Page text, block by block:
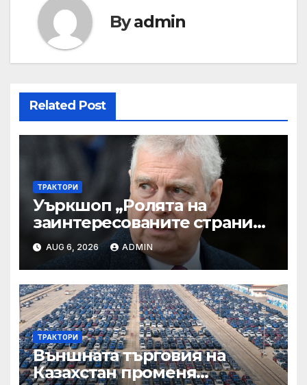
Byadmin
Related Post
ТРАКТОРИ
Уъркшоп „Ролята на
заинтересованите страни
във външното осигуряване
на качеството“
AUG 6, 2026 ADMIN
ТРАКТОРИ
Външната търговия на
Казахстан променя